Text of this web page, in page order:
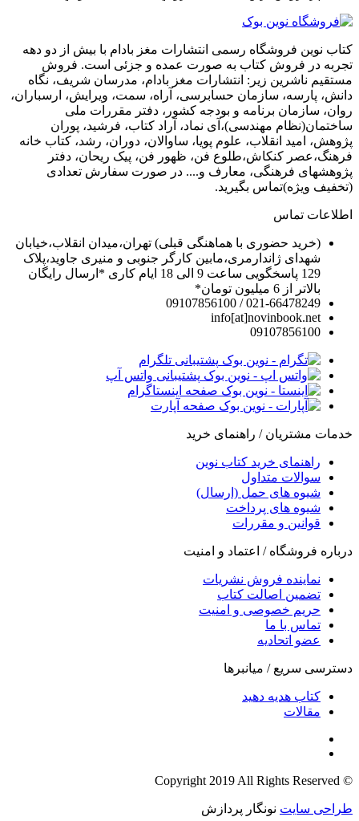
کتاب نوین فروشگاه رسمی انتشارات مغز بادام با بیش از دو دهه
تجربه در فروش کتاب به صورت عمده و جزئی است. فروش
مستقیم ناشرین زیر: انتشارات مغز بادام، مدرسان شریف، نگاه
دانش، پارسه، سازمان حسابرسی، آراه، سمت، ویرایش، ارسباران،
روان، سازمان برنامه و بودجه کشور، دفتر مقررات ملی
ساختمان(نظام مهندسی)،آی نماد، آراد کتاب، فرشید، پوران
پژوهش، امید انقلاب، علوم پویا، ساوالان، دوران، رشد، کتاب خانه
فرهنگ،عصر کنکاش،طلوع فن، ظهور فن، پیک ریحان، دفتر
پژوهشهای فرهنگی، معارف و.... در صورت سفارش تعدادی
(تخفیف ویژه)تماس بگیرید.
اطلاعات تماس
(خرید حضوری با هماهنگی قبلی) تهران،میدان انقلاب،خیابان
شهدای ژاندارمری،مابین کارگر جنوبی و منیری جاوید،پلاک
129 پاسخگویی ساعت 9 الی 18 ایام کاری *ارسال رایگان
بالاتر از 6 میلیون تومان*
021-66478249 / 09107856100
info[at]novinbook.net
09107856100
پشتیبانی تلگرام
پشتیبانی واتس آپ
صفحه اینستاگرام
صفحه آپارت
خدمات مشتریان / راهنمای خرید
راهنمای خرید کتاب نوین
سوالات متداول
شیوه های حمل (ارسال)
شیوه های پرداخت
قوانین و مقررات
درباره فروشگاه / اعتماد و امنیت
نماینده فروش نشریات
تضمین اصالت کتاب
حریم خصوصی و امنیت
تماس با ما
عضو اتحادیه
دسترسی سریع / میانبرها
کتاب هدیه دهید
مقالات
© Copyright 2019 All Rights Reserved
طراحی سایت نونگار پردازش